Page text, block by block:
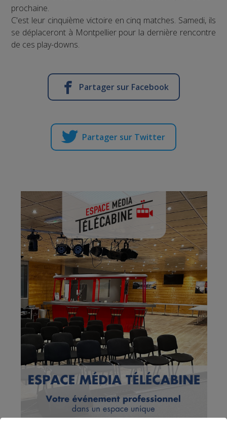
prochaine.
C'est leur cinquième victoire en cinq matches. Samedi, ils
se déplaceront à Montpellier pour la dernière rencontre
de ces play-downs.
Partager sur Facebook
Partager sur Twitter